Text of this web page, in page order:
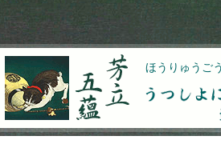
芳立五蘊 ほうりゅうご
うつしよに